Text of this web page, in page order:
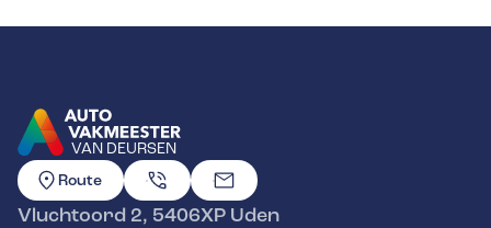
VAN DEURSEN
GA NAAR DE HOMEPAGINA
Route
Vluchtoord 2, 5406XP Uden